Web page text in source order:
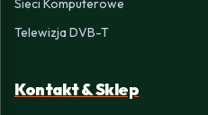
Sieci Komputerowe
Telewizja DVB-T
Kontakt & Sklep